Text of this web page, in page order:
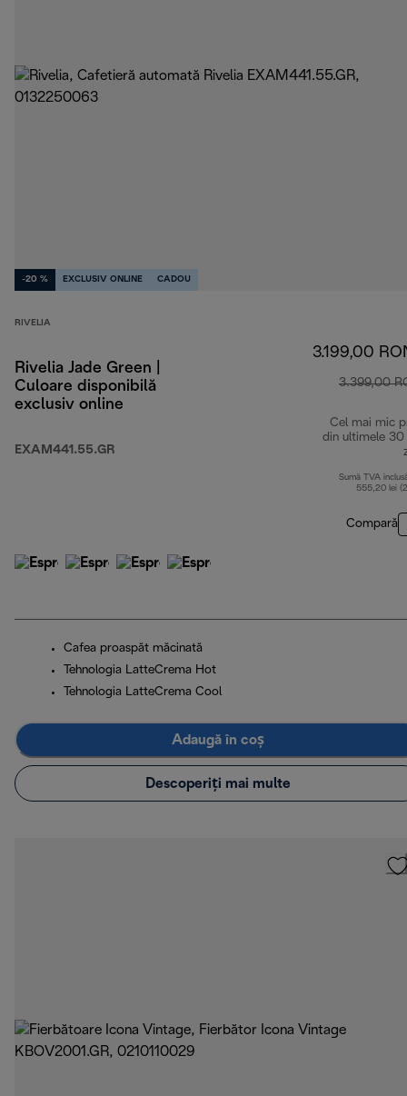
-20 % EXCLUSIV ONLINE CADOU
RIVELIA
Rivelia Jade Green |
Culoare disponibilă
exclusiv online
EXAM441.55.GR
3.199,00
3.399,00
Cel mai mic
din ultimele 30
Sumă TVA
555,20 lei
Compară
Cafea proaspăt măcinată
Tehnologia LatteCrema Hot
Tehnologia LatteCrema Cool
Adaugă în coș
Descoperiți mai multe